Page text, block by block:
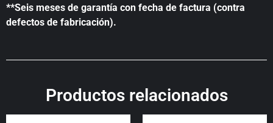
**Seis meses de garantía con fecha de factura (contra
defectos de fabricación).
Productos relacionados